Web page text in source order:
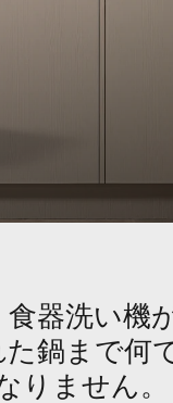
器洗い機
鍋まで何
りません。